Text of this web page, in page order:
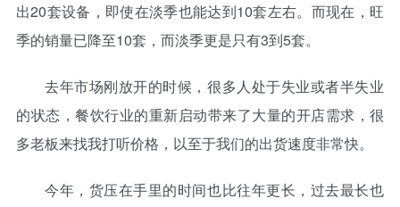
出20套设备，即使在淡季也能达到10套左右。而现在，旺
季的销量已降至10套，而淡季更是只有3到5套。
去年市场刚放开的时候，很多人处于失业或者半失业
的状态，餐饮行业的重新启动带来了大量的开店需求，很
多老板来找我打听价格，以至于我们的出货速度非常快。
今年，货压在手里的时间也比往年更长，过去最长也